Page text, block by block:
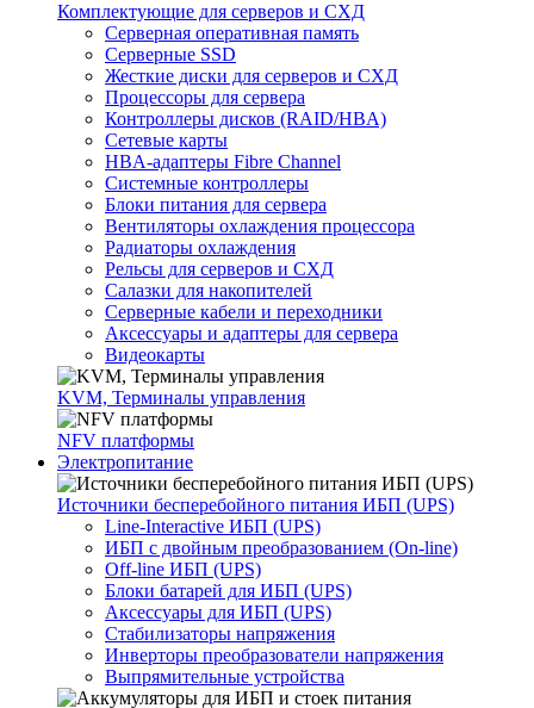
Комплектующие для серверов и СХД
Серверная оперативная память
Серверные SSD
Жесткие диски для серверов и СХД
Процессоры для сервера
Контроллеры дисков (RAID/HBA)
Сетевые карты
HBA-адаптеры Fibre Channel
Системные контроллеры
Блоки питания для сервера
Вентиляторы охлаждения процессора
Радиаторы охлаждения
Рельсы для серверов и СХД
Салазки для накопителей
Серверные кабели и переходники
Аксессуары и адаптеры для сервера
Видеокарты
KVM, Терминалы управления
NFV платформы
Электропитание
Источники бесперебойного питания ИБП (UPS)
Line-Interactive ИБП (UPS)
ИБП с двойным преобразованием (On-line)
Off-line ИБП (UPS)
Блоки батарей для ИБП (UPS)
Аксессуары для ИБП (UPS)
Стабилизаторы напряжения
Инверторы преобразователи напряжения
Выпрямительные устройства